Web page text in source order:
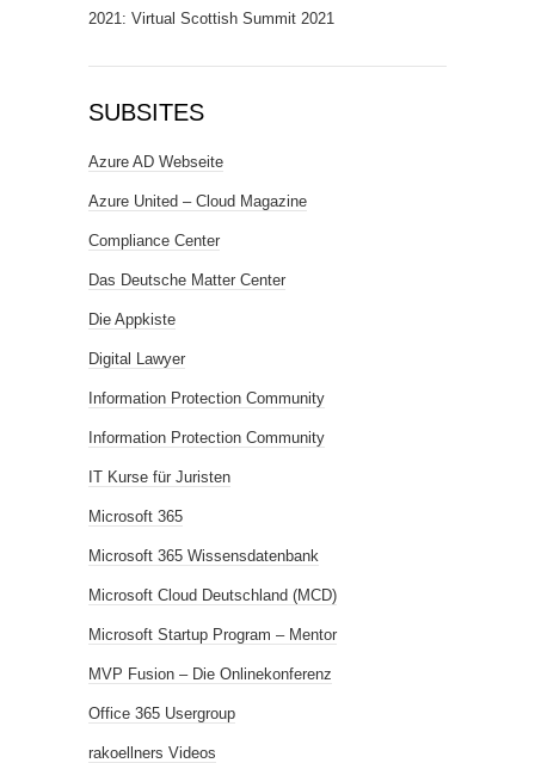
2021: Virtual Scottish Summit 2021
SUBSITES
Azure AD Webseite
Azure United – Cloud Magazine
Compliance Center
Das Deutsche Matter Center
Die Appkiste
Digital Lawyer
Information Protection Community
Information Protection Community
IT Kurse für Juristen
Microsoft 365
Microsoft 365 Wissensdatenbank
Microsoft Cloud Deutschland (MCD)
Microsoft Startup Program – Mentor
MVP Fusion – Die Onlinekonferenz
Office 365 Usergroup
rakoellners Videos